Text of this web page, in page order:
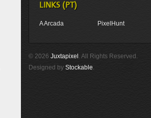
LINKS (PT)
A Arcada PixelHunt
© 2026 Juxtapixel . All Rights Reserved.
Designed by Stockable.